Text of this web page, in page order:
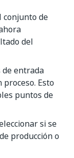
conjunto de
del
entrada
Esto
puntos de
si se
producción o